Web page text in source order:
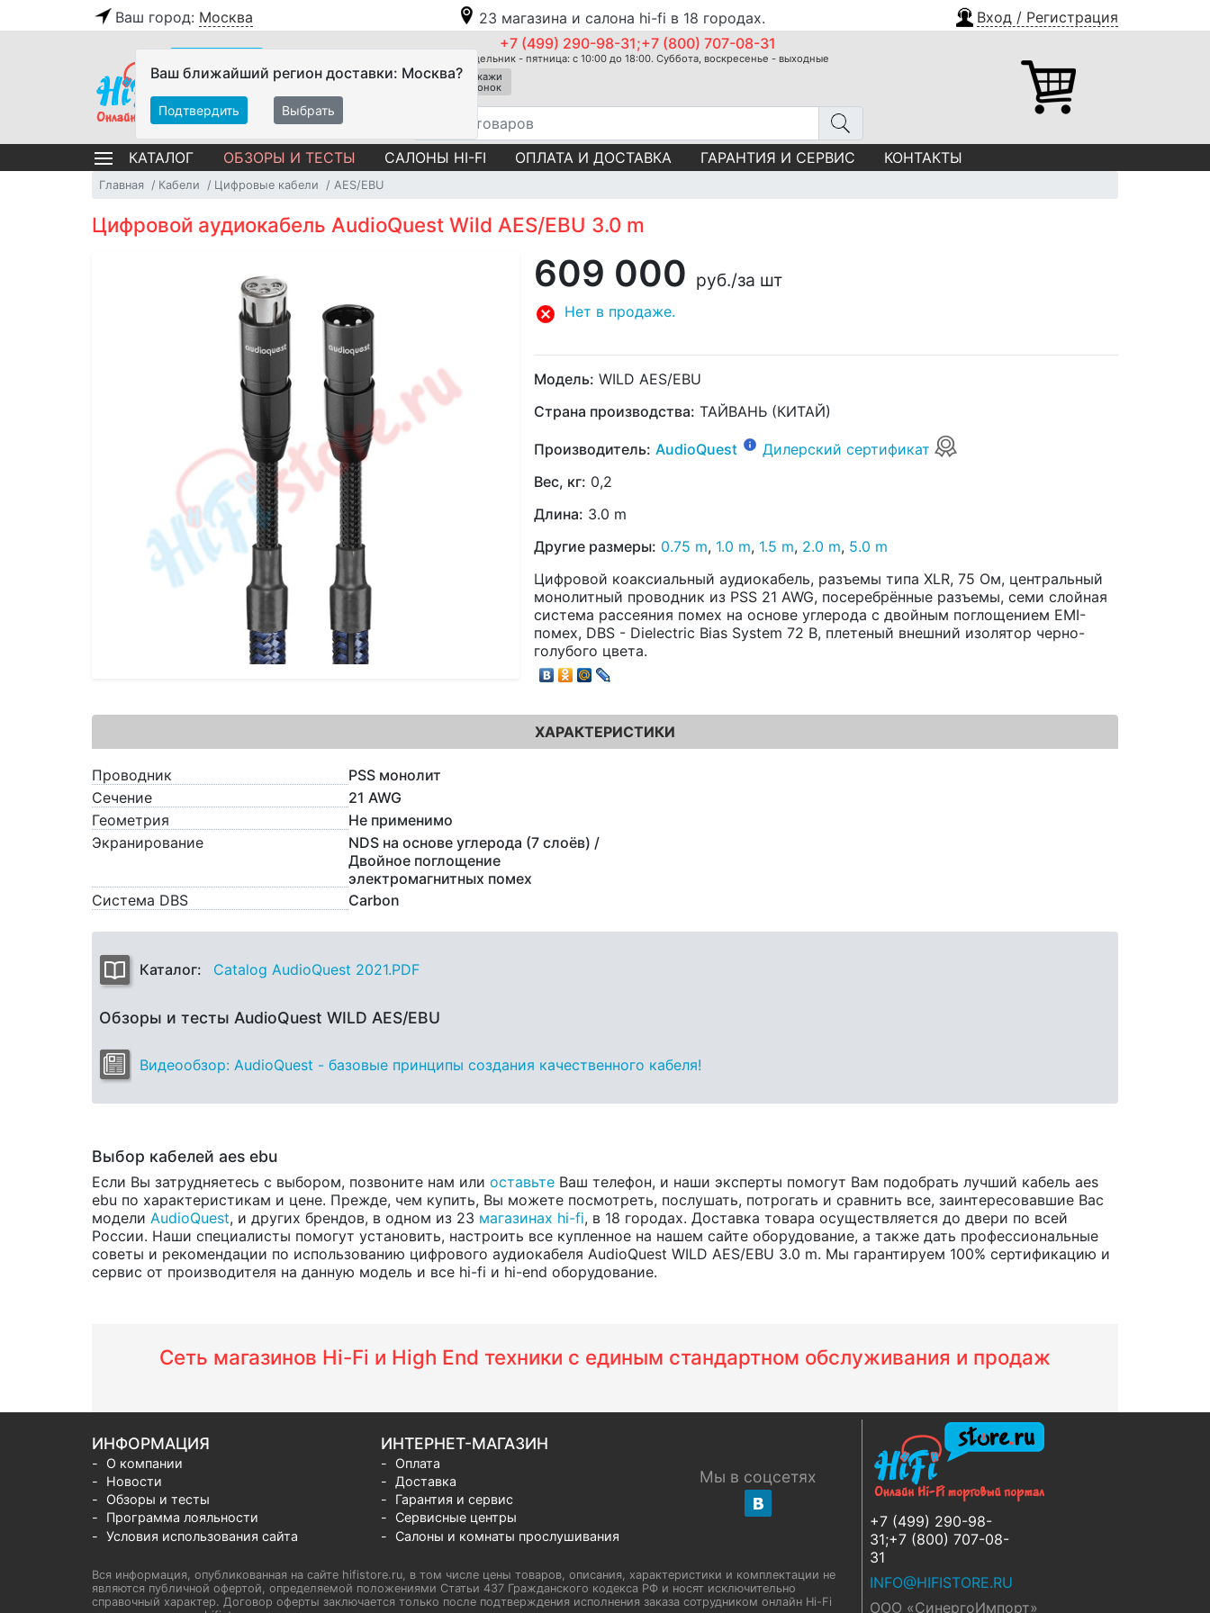
Ваш город: Москва 23 магазина и салона hi-fi в 18 городах. Вход / Регистрация
Ваш ближайший регион доставки: Москва?
Подтвердить Выбрать
+7 (499) 290-98-31;+7 (800) 707-08-31
Понедельник - пятница: с 10:00 до 18:00. Суббота, воскресенье - выходные
Закажи
звонок
КАТАЛОГ ОБЗОРЫ И ТЕСТЫ САЛОНЫ HI-FI ОПЛАТА И ДОСТАВКА ГАРАНТИЯ И СЕРВИС КОНТАКТЫ
Главная Кабели Цифровые кабели AES/EBU
Цифровой аудиокабель AudioQuest Wild AES/EBU 3.0 m
609 000 руб./за шт
Нет в продаже.
Модель: WILD AES/EBU
Страна производства: ТАЙВАНЬ (КИТАЙ)
Производитель: AudioQuest
Дилерский сертификат
Вес, кг: 0,2
Длина: 3.0 m
Другие размеры: 0.75 m, 1.0 m, 1.5 m, 2.0 m, 5.0 m
Цифровой коаксиальный аудиокабель, разъемы типа XLR, 75 Ом, центральный
монолитный проводник из PSS 21 AWG, посеребрённые разъемы, семи слойная
система рассеяния помех на основе углерода с двойным поглощением EMI-
помех, DBS - Dielectric Bias System 72 В, плетеный внешний изолятор черно-
голубого цвета.
ХАРАКТЕРИСТИКИ
Проводник
PSS монолит
Сечение
21 AWG
Геометрия
Не применимо
Экранирование
NDS на основе углерода (7 слоёв) /
Двойное поглощение
электромагнитных помех
Система DBS
Carbon
Каталог: Catalog AudioQuest 2021.PDF
Обзоры и тесты AudioQuest WILD AES/EBU
Видеообзор: AudioQuest - базовые принципы создания качественного кабеля!
Выбор кабелей aes ebu
Если Вы затрудняетесь с выбором, позвоните нам или оставьте Ваш телефон, и наши эксперты помогут Вам подобрать лучший кабель aes
ebu по характеристикам и цене. Прежде, чем купить, Вы можете посмотреть, послушать, потрогать и сравнить все, заинтересовавшие Вас
модели AudioQuest, и других брендов, в одном из 23 магазинах hi-fi, в 18 городах. Доставка товара осуществляется до двери по всей
России. Наши специалисты помогут установить, настроить все купленное на нашем сайте оборудование, а также дать профессиональные
советы и рекомендации по использованию цифрового аудиокабеля AudioQuest WILD AES/EBU 3.0 m. Мы гарантируем 100% сертификацию и
сервис от производителя на данную модель и все hi-fi и hi-end оборудование.
Сеть магазинов Hi-Fi и High End техники с единым стандартном обслуживания и продаж
+7 (499) 290-98-
31;+7 (800) 707-08-
31
INFO@HIFISTORE.RU
ООО «СинергоИмпорт»
ИНФОРМАЦИЯ
О компании
Новости
Обзоры и тесты
Программа лояльности
Условия использования сайта
ИНТЕРНЕТ-МАГАЗИН
Оплата
Доставка
Гарантия и сервис
Сервисные центры
Салоны и комнаты прослушивания
Мы в соцсетях
Вся информация, опубликованная на сайте hifistore.ru, в том числе цены товаров, описания, характеристики и комплектации не
являются публичной офертой, определяемой положениями Статьи 437 Гражданского кодекса РФ и носят исключительно
справочный характер. Договор оферты заключается только после подтверждения исполнения заказа сотрудником онлайн Hi-Fi